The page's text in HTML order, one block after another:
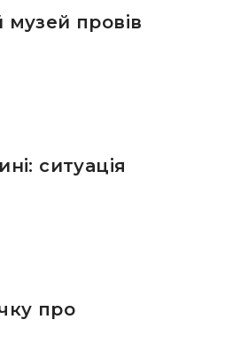
провів
ситуація
про